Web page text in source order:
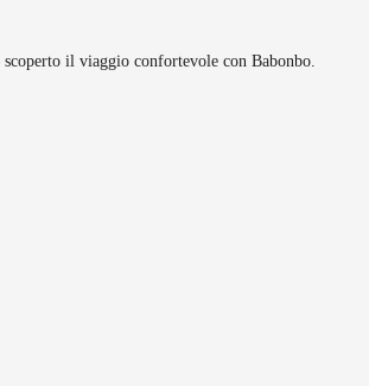
il viaggio confortevole con Babonbo.